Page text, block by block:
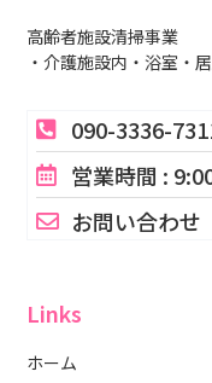
Links
ホーム
高齢者施設清掃事業
・介護施設内・浴室・
090-3336-
営業時間 :
お問い合わせ